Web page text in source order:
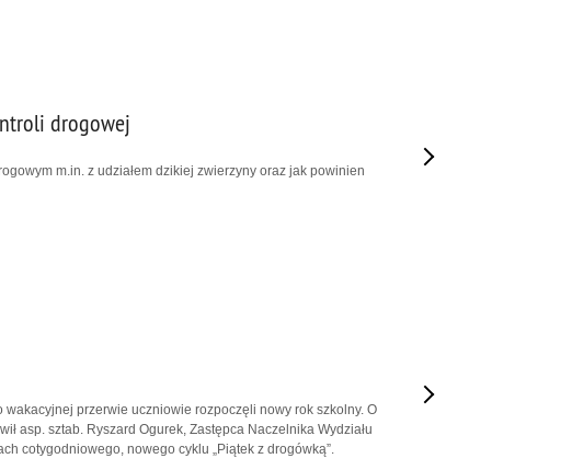
drogowej
m.in. z udziałem dzikiej zwierzyny oraz jak powinien
wakacyjnej przerwie uczniowie rozpoczęli nowy rok szkolny. O
asp. sztab. Ryszard Ogurek, Zastępca Naczelnika Wydziału
cotygodniowego, nowego cyklu „Piątek z drogówką”.